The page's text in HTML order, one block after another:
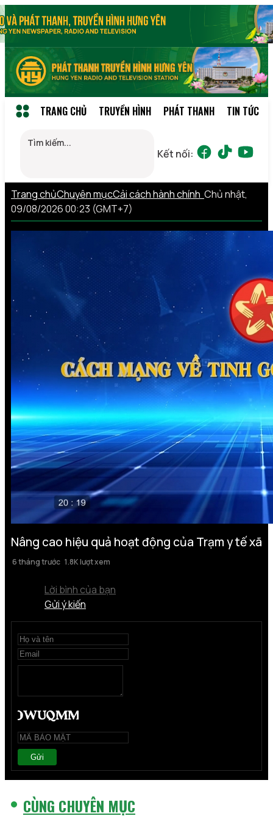
TRANG CHỦ TRUYỀN HÌNH PHÁT THANH TIN TỨC
Kết nối:
Trang chủChuyên mụcCải cách hành chính Chủ nhật,
09/08/2026 00:23 (GMT+7)
Nâng cao hiệu quả hoạt động của Trạm y tế xã
6 tháng trước 1.8K lượt xem
Lời bình của bạn
Gửi ý kiến
Gửi
CÙNG CHUYÊN MỤC